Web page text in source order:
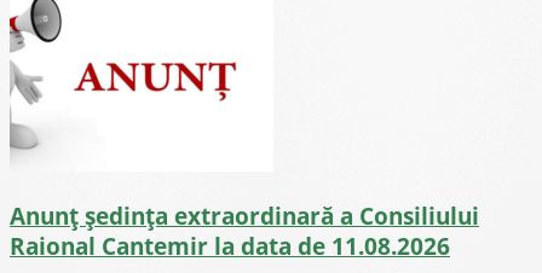
Anunț ședința extraordinară a Consiliului
Raional Cantemir la data de 11.08.2026